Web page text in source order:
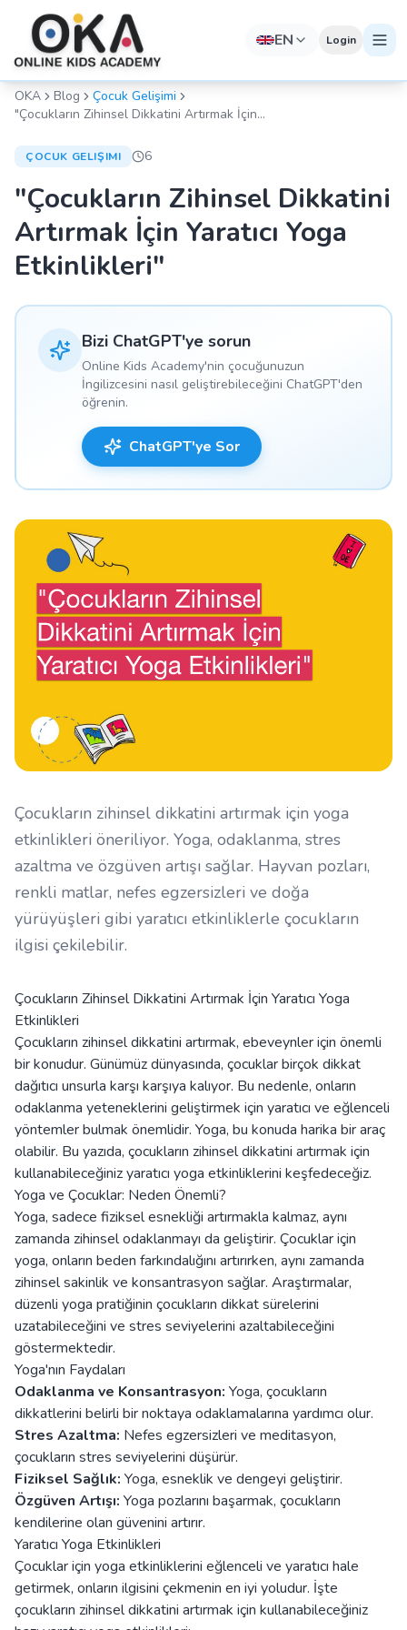
EN Login
OKA Blog
Çocuk Gelişimi
"Çocukların Zihinsel Dikkatini Artırmak İçin
ÇOCUK GELIŞIMI 6
"Çocukların Zihinsel Dikkatini
Artırmak İçin Yaratıcı Yoga
Etkinlikleri"
Bizi ChatGPT'ye sorun
Online Kids Academy'nin çocuğunuzun
İngilizcesini nasıl geliştirebileceğini ChatGPT'den
öğrenin.
ChatGPT'ye Sor
Çocukların zihinsel dikkatini artırmak için yoga
etkinlikleri öneriliyor. Yoga, odaklanma, stres
azaltma ve özgüven artışı sağlar. Hayvan pozları,
renkli matlar, nefes egzersizleri ve doğa
yürüyüşleri gibi yaratıcı etkinliklerle çocukların
ilgisi çekilebilir.
Çocukların Zihinsel Dikkatini Artırmak İçin Yaratıcı Yoga
Etkinlikleri
Çocukların zihinsel dikkatini artırmak, ebeveynler için önemli
bir konudur. Günümüz dünyasında, çocuklar birçok dikkat
dağıtıcı unsurla karşı karşıya kalıyor. Bu nedenle, onların
odaklanma yeteneklerini geliştirmek için yaratıcı ve eğlenceli
yöntemler bulmak önemlidir. Yoga, bu konuda harika bir araç
olabilir. Bu yazıda, çocukların zihinsel dikkatini artırmak için
kullanabileceğiniz yaratıcı yoga etkinliklerini keşfedeceğiz.
Yoga ve Çocuklar: Neden Önemli?
Yoga, sadece fiziksel esnekliği artırmakla kalmaz, aynı
zamanda zihinsel odaklanmayı da geliştirir. Çocuklar için
yoga, onların beden farkındalığını artırırken, aynı zamanda
zihinsel sakinlik ve konsantrasyon sağlar. Araştırmalar,
düzenli yoga pratiğinin çocukların dikkat sürelerini
uzatabileceğini ve stres seviyelerini azaltabileceğini
göstermektedir.
Yoga'nın Faydaları
Odaklanma ve Konsantrasyon: Yoga, çocukların
dikkatlerini belirli bir noktaya odaklamalarına yardımcı olur.
Stres Azaltma: Nefes egzersizleri ve meditasyon,
çocukların stres seviyelerini düşürür.
Fiziksel Sağlık: Yoga, esneklik ve dengeyi geliştirir.
Özgüven Artışı: Yoga pozlarını başarmak, çocukların
kendilerine olan güvenini artırır.
Yaratıcı Yoga Etkinlikleri
Çocuklar için yoga etkinliklerini eğlenceli ve yaratıcı hale
getirmek, onların ilgisini çekmenin en iyi yoludur. İşte
çocukların zihinsel dikkatini artırmak için kullanabileceğiniz